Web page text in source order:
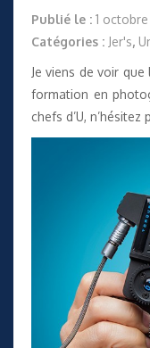
Publié le : 1 octobre
Catégories : Jer's,
Je viens de voir
formation en
chefs d’U, n’hésitez